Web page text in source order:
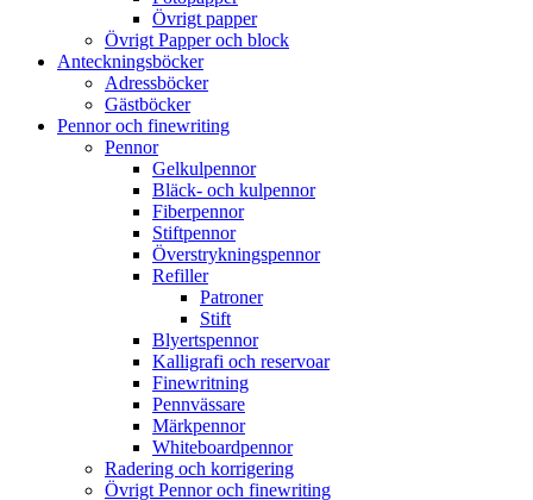
Övrigt papper
Övrigt Papper och block
Anteckningsböcker
Adressböcker
Gästböcker
Pennor och finewriting
Pennor
Gelkulpennor
Bläck- och kulpennor
Fiberpennor
Stiftpennor
Överstrykningspennor
Refiller
Patroner
Stift
Blyertspennor
Kalligrafi och reservoar
Finewritning
Pennvässare
Märkpennor
Whiteboardpennor
Radering och korrigering
Övrigt Pennor och finewriting